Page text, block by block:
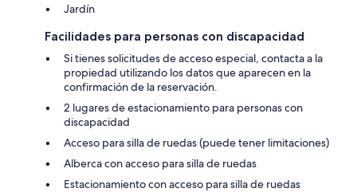
Jardín
Facilidades para personas con discapacidad
Si tienes solicitudes de acceso especial, contacta a la
propiedad utilizando los datos que aparecen en la
confirmación de la reservación.
2 lugares de estacionamiento para personas con
discapacidad
Acceso para silla de ruedas (puede tener limitaciones)
Alberca con acceso para silla de ruedas
Estacionamiento con acceso para silla de ruedas